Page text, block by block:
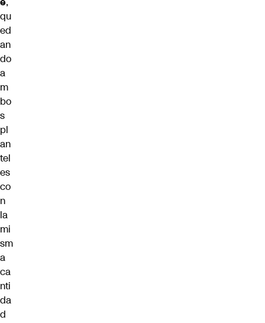
qu
ed
an
do
a
m
bo
s
pl
an
tel
es
co
n
la
mi
sm
a
ca
nti
da
d